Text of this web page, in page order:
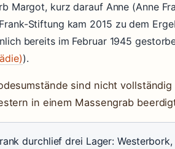
Margot, kurz darauf Anne (Anne
Stiftung kam 2015 zu dem
bereits im Februar 1945
).
sind nicht
in einem Massengrab
durchlief drei Lager: